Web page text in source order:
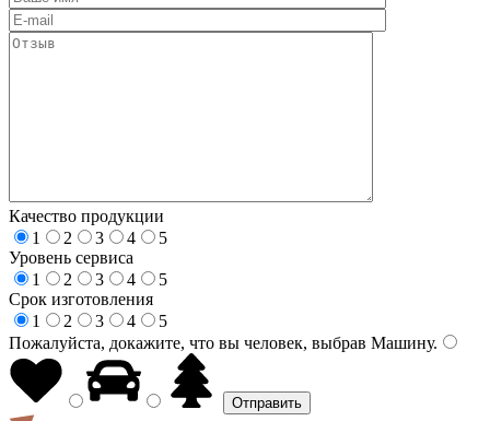
Качество продукции
1
2 3 4
5
Уровень сервиса
1
2 3 4
5
Срок изготовления
1
2 3 4
5
Пожалуйста, докажите, что вы человек, выбрав Машину.